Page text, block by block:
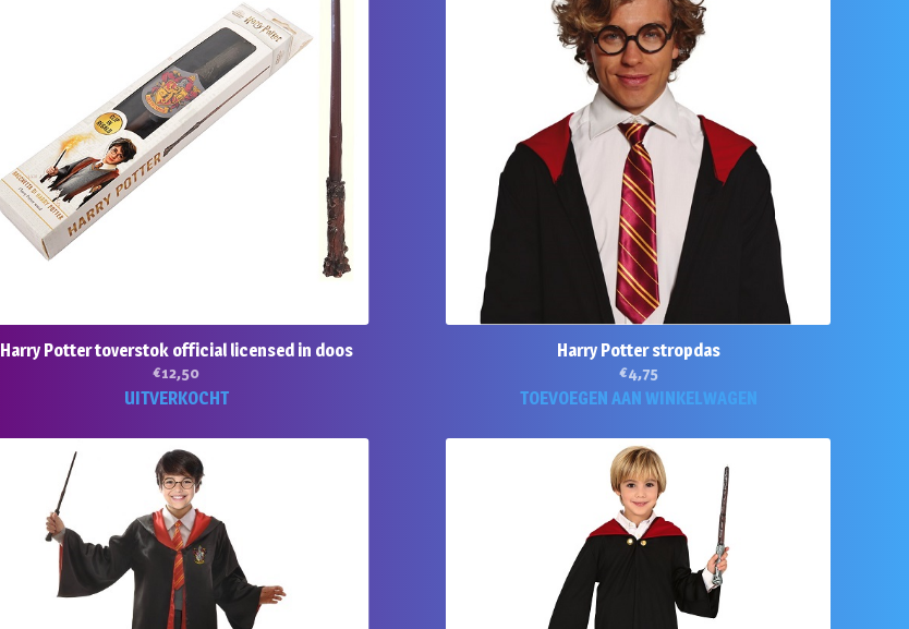
Harry Potter toverstok official licensed in doos
€12,50
UITVERKOCHT
Harry Potter stropdas
€4,75
TOEVOEGEN AAN WINKELWAGEN